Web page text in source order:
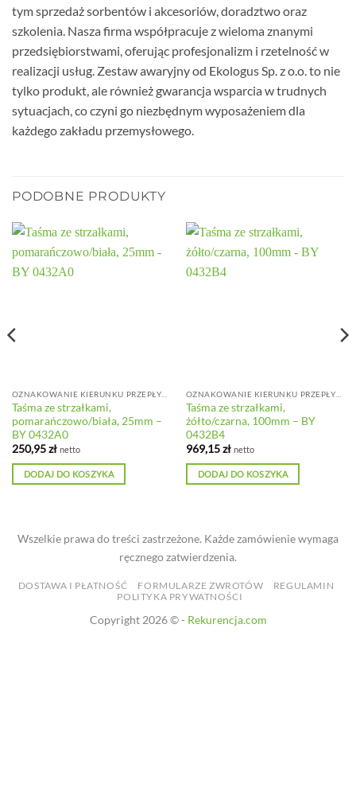
tym sprzedaż sorbentów i akcesoriów, doradztwo oraz
szkolenia. Nasza firma współpracuje z wieloma znanymi
przedsiębiorstwami, oferując profesjonalizm i rzetelność w
realizacji usług. Zestaw awaryjny od Ekologus Sp. z o.o. to nie
tylko produkt, ale również gwarancja wsparcia w trudnych
sytuacjach, co czyni go niezbędnym wyposażeniem dla
każdego zakładu przemysłowego.
PODOBNE PRODUKTY
Taśma ze strzałkami,
pomarańczowo/biała, 25mm –
BY 0432A0
250,95zł netto
DODAJ DO KOSZYKA
Taśma ze strzałkami,
żółto/czarna, 100mm – BY
0432B4
969,15zł netto
DODAJ DO KOSZYKA
Wszelkie prawa do treści zastrzeżone. Każde zamówienie wymaga
ręcznego zatwierdzenia.
DOSTAWA I PŁATNOŚĆ FORMULARZE ZWROTÓW
REGULAMIN
POLITYKA PRYWATNOŚCI
Copyright 2026 © - Rekurencja.com